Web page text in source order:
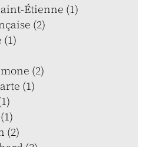
Étienne (1)
(2)
(2)
(1)
(2)